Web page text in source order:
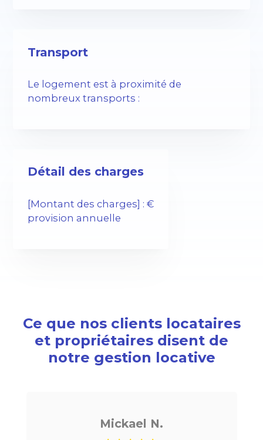
Transport
Le logement est à proximité de
nombreux transports :
Détail des charges
[Montant des charges] : €
provision annuelle
Ce que nos clients locataires
et propriétaires disent de
notre gestion locative
Mickael N.